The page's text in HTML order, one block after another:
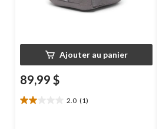
Ajouter au panier
89,99 $
2.0 (1)
2.0